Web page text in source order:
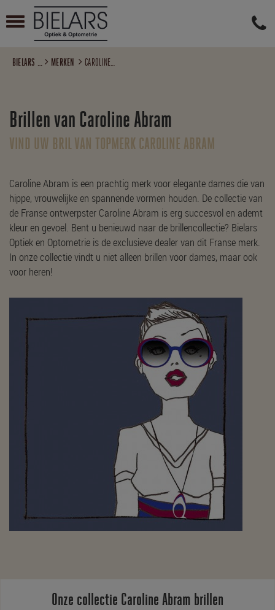

BIELARS OPTIEK EN OPTOMETRIE MERKEN CAROLINE ABRAM
Brillen van Caroline Abram
VIND UW BRIL VAN TOPMERK CAROLINE ABRAM
Caroline Abram is een prachtig merk voor elegante dames die van
hippe, vrouwelijke en spannende vormen houden. De collectie van
de Franse ontwerpster Caroline Abram is erg succesvol en ademt
kleur en gevoel. Bent u benieuwd naar de brillencollectie? Bielars
Optiek en Optometrie is de exclusieve dealer van dit Franse merk.
In onze collectie vindt u niet alleen brillen voor dames, maar ook
voor heren!
Onze collectie Caroline Abram brillen